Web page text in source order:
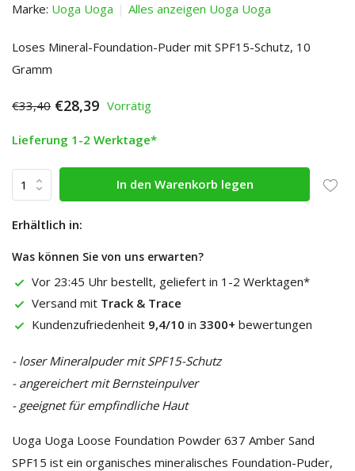
Marke: Uoga Uoga Alles anzeigen Uoga Uoga
Loses Mineral-Foundation-Puder mit SPF15-Schutz, 10
Gramm
€33,40 €28,39 Vorrätig
Lieferung 1-2 Werktage*
In den Warenkorb legen
Erhältlich in:
Was können Sie von uns erwarten?
Vor 23:45 Uhr bestellt, geliefert in 1-2 Werktagen*
Versand mit Track & Trace
Kundenzufriedenheit 9,4/10 in 3300+ bewertungen
- loser Mineralpuder mit SPF15-Schutz
- angereichert mit Bernsteinpulver
- geeignet für empfindliche Haut
Uoga Uoga Loose Foundation Powder 637 Amber Sand
SPF15 ist ein organisches mineralisches Foundation-Puder,